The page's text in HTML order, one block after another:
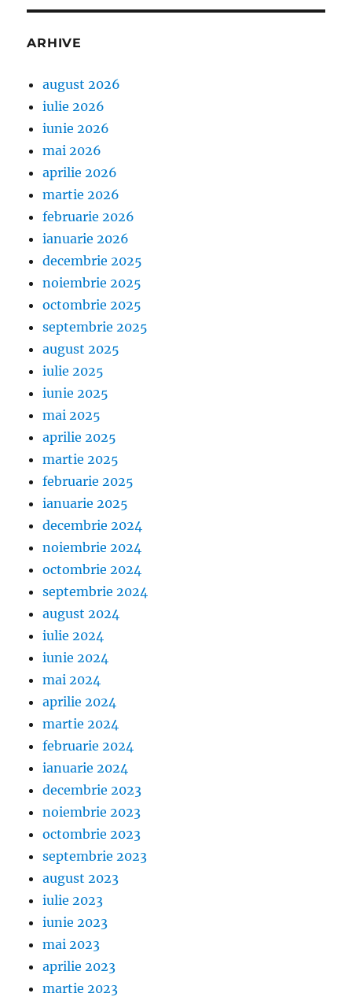
ARHIVE
august 2026
iulie 2026
iunie 2026
mai 2026
aprilie 2026
martie 2026
februarie 2026
ianuarie 2026
decembrie 2025
noiembrie 2025
octombrie 2025
septembrie 2025
august 2025
iulie 2025
iunie 2025
mai 2025
aprilie 2025
martie 2025
februarie 2025
ianuarie 2025
decembrie 2024
noiembrie 2024
octombrie 2024
septembrie 2024
august 2024
iulie 2024
iunie 2024
mai 2024
aprilie 2024
martie 2024
februarie 2024
ianuarie 2024
decembrie 2023
noiembrie 2023
octombrie 2023
septembrie 2023
august 2023
iulie 2023
iunie 2023
mai 2023
aprilie 2023
martie 2023